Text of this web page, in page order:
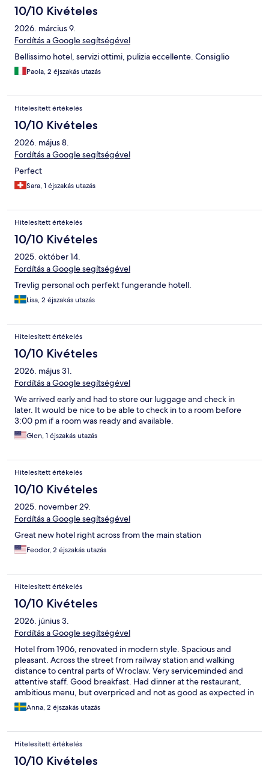
10/10 Kivételes
2026. március 9.
Fordítás a Google segítségével
Bellissimo hotel, servizi ottimi, pulizia eccellente. Consiglio
Paola, 2 éjszakás utazás
Hitelesített értékelés
10/10 Kivételes
2026. május 8.
Fordítás a Google segítségével
Perfect
Sara, 1 éjszakás utazás
Hitelesített értékelés
10/10 Kivételes
2025. október 14.
Fordítás a Google segítségével
Trevlig personal och perfekt fungerande hotell.
Lisa, 2 éjszakás utazás
Hitelesített értékelés
10/10 Kivételes
2026. május 31.
Fordítás a Google segítségével
We arrived early and had to store our luggage and check in
later. It would be nice to be able to check in to a room before
3:00 pm if a room was ready and available.
Glen, 1 éjszakás utazás
Hitelesített értékelés
10/10 Kivételes
2025. november 29.
Fordítás a Google segítségével
Great new hotel right across from the main station
Feodor, 2 éjszakás utazás
Hitelesített értékelés
10/10 Kivételes
2026. június 3.
Fordítás a Google segítségével
Hotel from 1906, renovated in modern style. Spacious and
pleasant. Across the street from railway station and walking
distance to central parts of Wroclaw. Very serviceminded and
attentive staff. Good breakfast. Had dinner at the restaurant,
ambitious menu, but overpriced and not as good as expected in
relation to price.
Anna, 2 éjszakás utazás
Hitelesített értékelés
10/10 Kivételes